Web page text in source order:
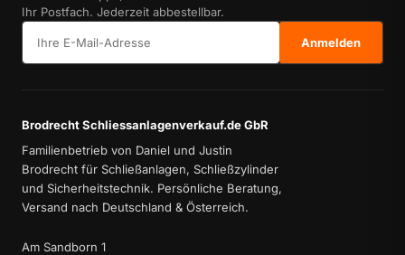
Ihr Postfach. Jederzeit abbestellbar.
Anmelden
Brodrecht Schliessanlagenverkauf.de GbR
Familienbetrieb von Daniel und Justin
Brodrecht für Schließanlagen, Schließzylinder
und Sicherheitstechnik. Persönliche Beratung,
Versand nach Deutschland & Österreich.
Am Sandborn 1